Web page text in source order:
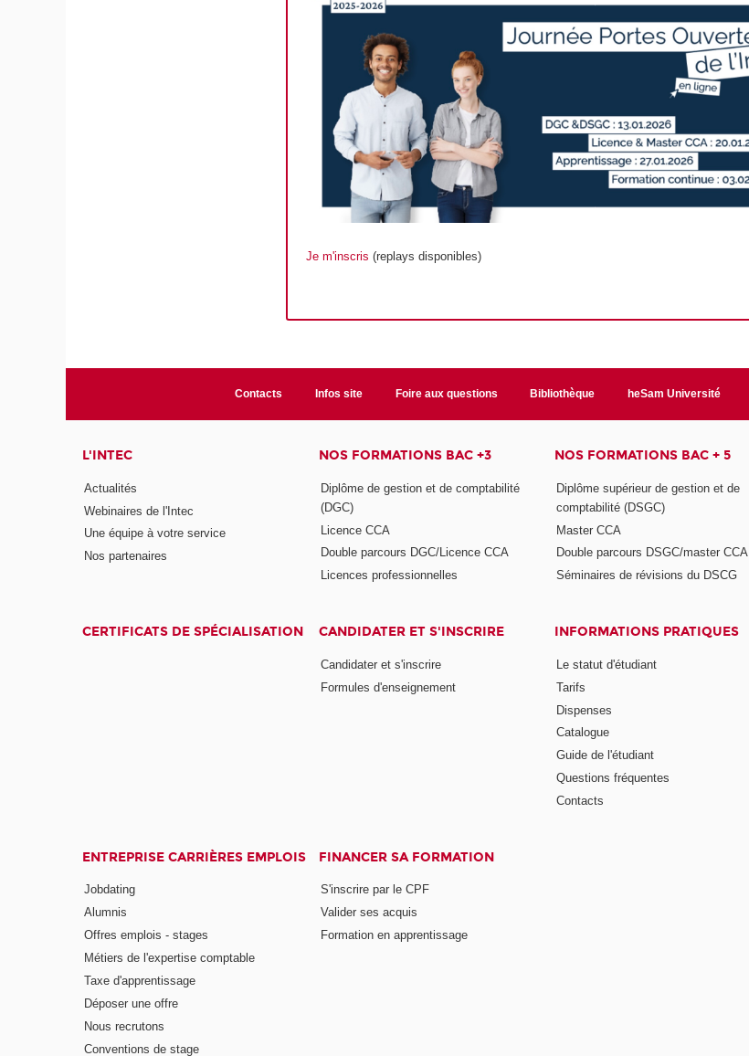
Je m'inscris (replays disponibles)
Contacts Infos site Foire aux questions Bibliothèque heSam Université
L'INTEC
Actualités
Webinaires de l'Intec
Une équipe à votre service
Nos partenaires
NOS FORMATIONS BAC +3
Diplôme de gestion et de comptabilité
(DGC)
Licence CCA
Double parcours DGC/Licence CCA
Licences professionnelles
NOS FORMATIONS BAC + 5
Diplôme supérieur de gestion et de
comptabilité (DSGC)
Master CCA
Double parcours DSGC/master CCA
Séminaires de révisions du DSCG
CERTIFICATS DE SPÉCIALISATION CANDIDATER ET S'INSCRIRE
Candidater et s'inscrire
Formules d'enseignement
INFORMATIONS PRATIQUES
Le statut d'étudiant
Tarifs
Dispenses
Catalogue
Guide de l'étudiant
Questions fréquentes
Contacts
ENTREPRISE CARRIÈRES EMPLOIS
Jobdating
Alumnis
Offres emplois - stages
Métiers de l'expertise comptable
Taxe d'apprentissage
Déposer une offre
Nous recrutons
Conventions de stage
FINANCER SA FORMATION
S'inscrire par le CPF
Valider ses acquis
Formation en apprentissage